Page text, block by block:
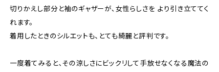
切りかえし部分と袖のギャザーが、女性らしさを より引き立ててく
れます。
着用したときのシルエットも、とても綺麗と評判です。
一度着てみると、その涼しさにビックリして手放せなくなる魔法の